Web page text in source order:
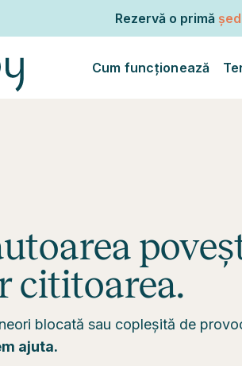
Rezervă o primă
Cum funcționează
cititoarea.
blocată sau copleșită de
ajuta.